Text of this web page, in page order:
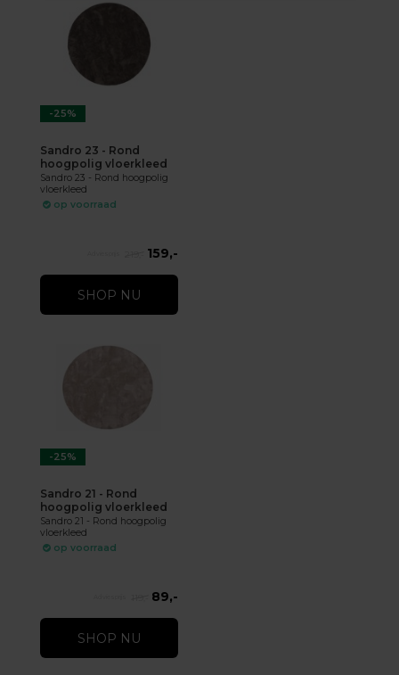
-25%
Sandro 23 - Rond
hoogpolig vloerkleed
Sandro 23 - Rond hoogpolig
vloerkleed
op voorraad
159,-
SHOP NU
-25%
Sandro 21 - Rond
hoogpolig vloerkleed
Sandro 21 - Rond hoogpolig
vloerkleed
op voorraad
89,-
SHOP NU